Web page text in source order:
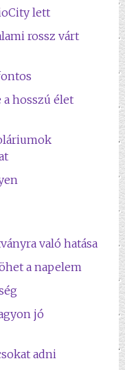
lett
rossz várt
a hosszú élet
való hatása
a napelem
jó
adni